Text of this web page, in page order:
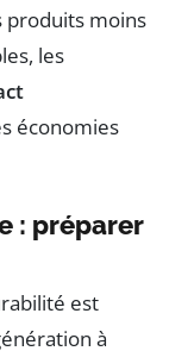
produits moins
les
économies
: préparer
est
à